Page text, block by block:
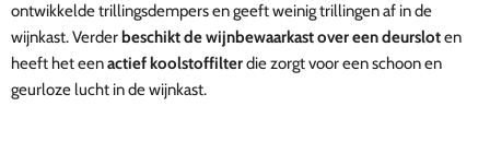
ontwikkelde trillingsdempers en geeft weinig trillingen af in de
wijnkast. Verderbeschikt de wijnbewaarkast over een deursloten
heeft het eenactiefkoolstoffilterdie zorgt voor een schoon en
geurloze lucht in de wijnkast.